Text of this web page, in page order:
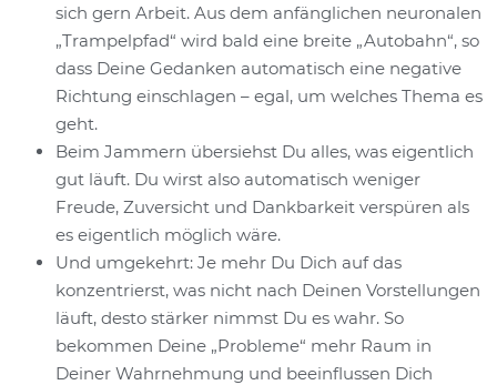
sich gern Arbeit. Aus dem anfänglichen neuronalen
„Trampelpfad“ wird bald eine breite „Autobahn“, so
dass Deine Gedanken automatisch eine negative
Richtung einschlagen – egal, um welches Thema es
geht.
Beim Jammern übersiehst Du alles, was eigentlich
gut läuft. Du wirst also automatisch weniger
Freude, Zuversicht und Dankbarkeit verspüren als
es eigentlich möglich wäre.
Und umgekehrt: Je mehr Du Dich auf das
konzentrierst, was nicht nach Deinen Vorstellungen
läuft, desto stärker nimmst Du es wahr. So
bekommen Deine „Probleme“ mehr Raum in
Deiner Wahrnehmung und beeinflussen Dich